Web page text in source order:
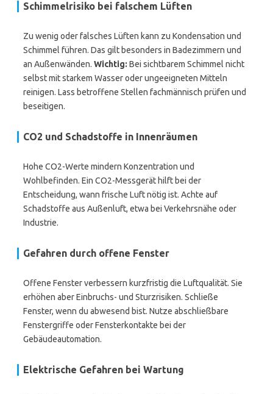
Schimmelrisiko bei falschem Lüften
Zu wenig oder falsches Lüften kann zu Kondensation und
Schimmel führen. Das gilt besonders in Badezimmern und
an Außenwänden. Wichtig: Bei sichtbarem Schimmel nicht
selbst mit starkem Wasser oder ungeeigneten Mitteln
reinigen. Lass betroffene Stellen fachmännisch prüfen und
beseitigen.
CO2 und Schadstoffe in Innenräumen
Hohe CO2-Werte mindern Konzentration und
Wohlbefinden. Ein CO2-Messgerät hilft bei der
Entscheidung, wann frische Luft nötig ist. Achte auf
Schadstoffe aus Außenluft, etwa bei Verkehrsnähe oder
Industrie.
Gefahren durch offene Fenster
Offene Fenster verbessern kurzfristig die Luftqualität. Sie
erhöhen aber Einbruchs- und Sturzrisiken. Schließe
Fenster, wenn du abwesend bist. Nutze abschließbare
Fenstergriffe oder Fensterkontakte bei der
Gebäudeautomation.
Elektrische Gefahren bei Wartung